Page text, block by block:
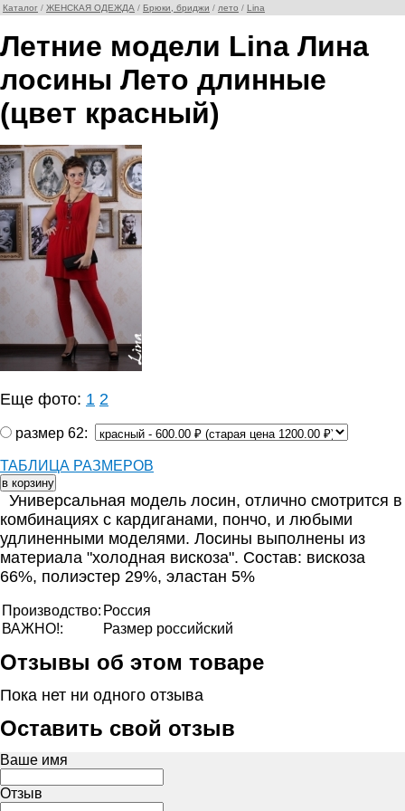
Каталог / ЖЕНСКАЯ ОДЕЖДА / Брюки, бриджи / лето / Lina
Летние модели Lina Лина
лосины Лето длинные
(цвет красный)
Еще фото: 1 2
размер 62:
ТАБЛИЦА РАЗМЕРОВ
Универсальная модель лосин, отлично смотрится в
комбинациях с кардиганами, пончо, и любыми
удлиненными моделями. Лосины выполнены из
материала "холодная вискоза". Состав: вискоза
66%, полиэстер 29%, эластан 5%
Производство: Россия
ВАЖНО!:
Размер российский
Отзывы об этом товаре
Пока нет ни одного отзыва
Оставить свой отзыв
Ваше имя
Отзыв